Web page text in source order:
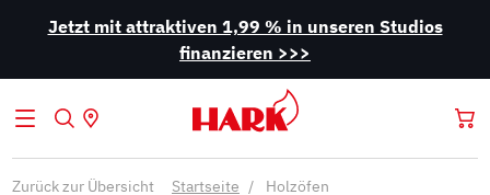
Jetzt mit attraktiven 1,99 % in unseren Studios
finanzieren >>>
Zurück zur Übersicht Startseite Holzöfen